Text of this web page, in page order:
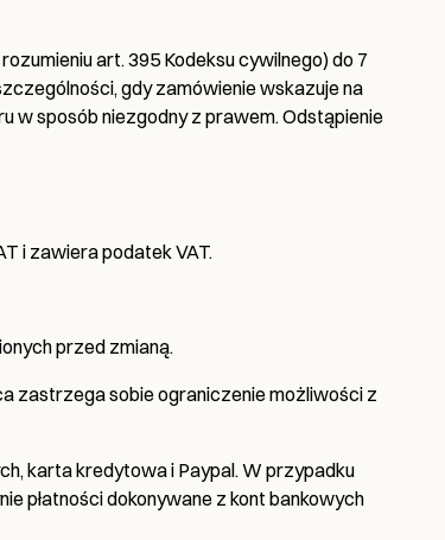
art. 395 Kodeksu cywilnego) do 7
gdy zamówienie wskazuje na
w sposób niezgodny z prawem. Odstąpienie
i zawiera podatek VAT.
przed zmianą.
zastrzega sobie ograniczenie możliwości z
karta kredytowa i Paypal. W przypadku
płatności dokonywane z kont bankowych